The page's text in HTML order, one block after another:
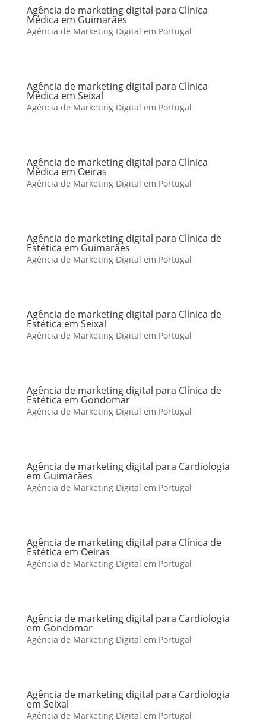
Agência de marketing digital para Clínica
Médica em Guimarães
Agência de Marketing Digital em Portugal
Agência de marketing digital para Clínica
Médica em Seixal
Agência de Marketing Digital em Portugal
Agência de marketing digital para Clínica
Médica em Oeiras
Agência de Marketing Digital em Portugal
Agência de marketing digital para Clínica de
Estética em Guimarães
Agência de Marketing Digital em Portugal
Agência de marketing digital para Clínica de
Estética em Seixal
Agência de Marketing Digital em Portugal
Agência de marketing digital para Clínica de
Estética em Gondomar
Agência de Marketing Digital em Portugal
Agência de marketing digital para Cardiologia
em Guimarães
Agência de Marketing Digital em Portugal
Agência de marketing digital para Clínica de
Estética em Oeiras
Agência de Marketing Digital em Portugal
Agência de marketing digital para Cardiologia
em Gondomar
Agência de Marketing Digital em Portugal
Agência de marketing digital para Cardiologia
em Seixal
Agência de Marketing Digital em Portugal